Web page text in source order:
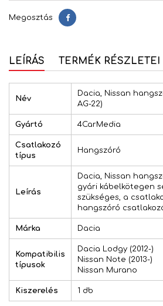
Megosztás Megosztás
LEÍRÁS TERMÉK RÉSZLETEI
Név
Dacia, Nissan
AG-22)
Gyártó 4CarMedia
Csatlakozó
típus
Hangszóró
Leírás
Dacia, Nissan
gyári kábelkötegen
szükséges, a
hangszóró
Márka Dacia
Kompatibilis
típusok
Dacia Lodgy (2012-)
Nissan Note (2013-)
Nissan Murano
Kiszerelés 1 db